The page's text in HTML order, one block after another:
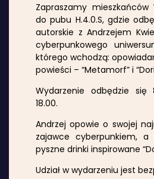
Zapraszamy
do pubu H.4.0.S, gdzie
autorskie z Andrzejem
cyberpunkowego
którego wchodzą:
powieści – “Metamorf” i
Wydarzenie odbędzie się
18.00.
Andrzej opowie o swojej
zajawce cyberpunkiem, a
pyszne drinki inspirowane
Udział w wydarzeniu jest